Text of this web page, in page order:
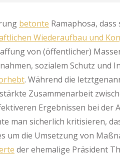
betonte Ramaphosa,
Wiederaufbau und
von (öffentlicher)
sozialem Schutz und
. Während die
Zusammenarbeit
Ergebnissen bei
man sicherlich kritisieren,
um die Umsetzung von
der ehemalige Präsident